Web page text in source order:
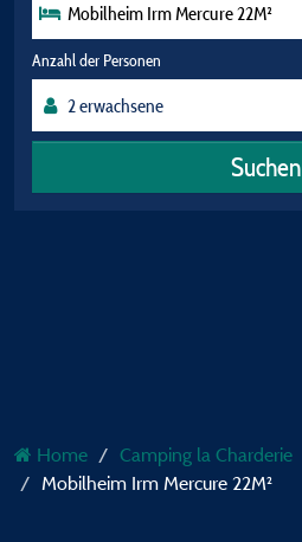
Mobilheim Irm Mercure 22M²
Anzahl der Personen
Suchen
Home
Camping la Charderie
Mobilheim Irm Mercure 22M²